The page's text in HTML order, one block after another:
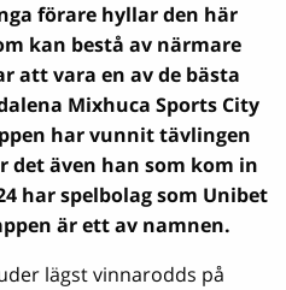
förare hyllar den här
kan bestå av närmare
att vara en av de bästa
Mixhuca Sports City
har vunnit tävlingen
det även han som kom in
har spelbolag som Unibet
är ett av namnen.
lägst vinnarodds på